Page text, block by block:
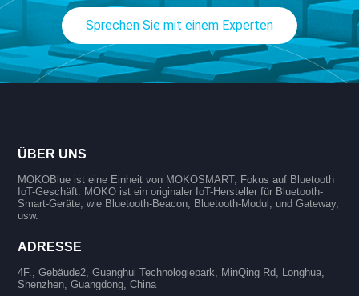
Sprechen Sie mit einem Experten
ÜBER UNS
MOKOBlue ist eine Einheit von MOKOSMART, Fokus auf Bluetooth
IoT-Geschäft. MOKO ist ein originaler IoT-Hersteller für Bluetooth-
Smart-Geräte, wie Bluetooth-Beacon, Bluetooth-Modul, und Gateway,
usw.
ADRESSE
4F., Gebäude2, Guanghui Technologiepark, MinQing Rd, Longhua,
Shenzhen, Guangdong, China